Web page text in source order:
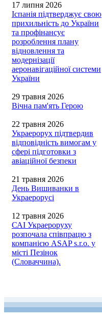
17 липня 2026
Іспанія підтверджує свою
прихильність до України
та профінансує
розроблення плану
відновлення та
модернізації
аеронавігаційної системи
України
29 травня 2026
Вічна пам'ять Герою
22 травня 2026
Украерорух підтвердив
відповідність вимогам у
сфері підготовки з
авіаційної безпеки
21 травня 2026
День Вишиванки в
Украерорусі
12 травня 2026
САІ Украероруху
розпочала співпрацю з
компанією ASAP s.r.o. у
місті Пезінок
(Словаччина).